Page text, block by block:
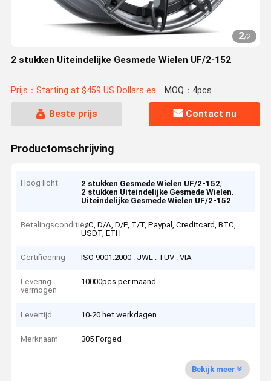
2/2
2 stukken Uiteindelijke Gesmede Wielen UF/2-152
Prijs：Starting at $459 US Dollars ea MOQ：4pcs
Beste prijs Contact nu
Productomschrijving
Hoog licht 2 stukken Gesmede Wielen UF/2-152,
2 stukken Uiteindelijke Gesmede Wielen,
Uiteindelijke Gesmede Wielen UF/2-152
BetalingsconditiesL/C, D/A, D/P, T/T, Paypal, Creditcard, BTC,
USDT, ETH
Certificering ISO 9001:2000 . JWL . TUV . VIA
Levering
vermogen
10000pcs per maand
Levertijd 10-20 het werkdagen
Merknaam 305 Forged
Bekijk meer